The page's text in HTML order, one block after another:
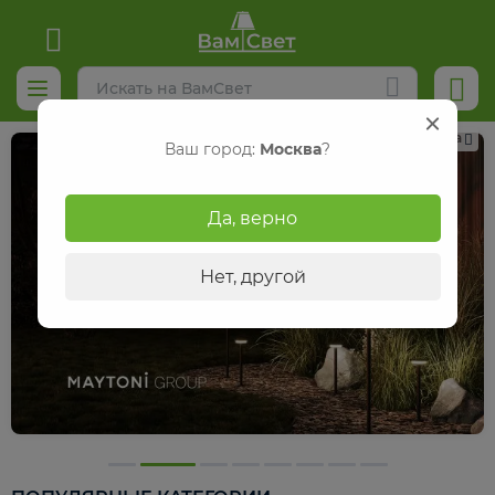
Реклама
Ваш город: Москва?
Да, верно
Нет, другой